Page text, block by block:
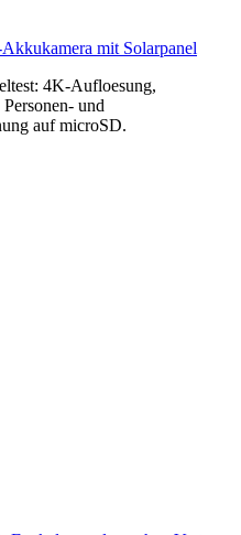
mit Solarpanel
4K-Aufloesung,
und
auf microSD.